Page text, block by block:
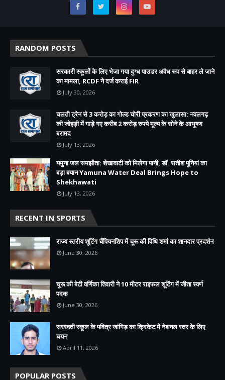
RANDOM POSTS
सरकारी स्कूलों के लिए भेजा गया दुग्ध पाउडर अवैध रूप से बाहर ले जाने
का मामला, RCDF ने दर्ज कराई FIR
July 30, 2026
चलती ट्रेन से 3 करोड़ का गोल्ड चोरी प्रकरण का खुलासा: नवलगढ़
की जोहड़ी में गाड़े गए करीब 2 करोड़ रुपये मूल्य के सोने के आभूषण
बरामद
July 13, 2026
यमुना जल समझौता: शेखावाटी को मिलेगा पानी, डॉ. सतीश पूनियां का
बड़ा बयान Yamuna Water Deal Brings Hope to
Shekhawati
July 13, 2026
RECENT IN SPORTS
राज्य स्तरीय शूटिंग चैंपियनशिप में चूरू की विधि शर्मा का शानदार प्रदर्शन
June 30, 2026
चूरू की बेटी वर्णिका तिवारी ने 10 मीटर राइफल शूटिंग में जीता स्वर्ण
पदक
June 30, 2026
सरस्वती स्कूल के पवित्र जांगिड़ का क्रिकेट में नेशनल स्तर के लिए
चयन
April 11, 2026
POPULAR POSTS